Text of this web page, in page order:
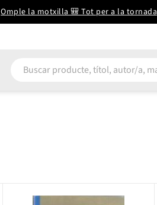
Omple la motxilla 🎒 Tot per a la tornada